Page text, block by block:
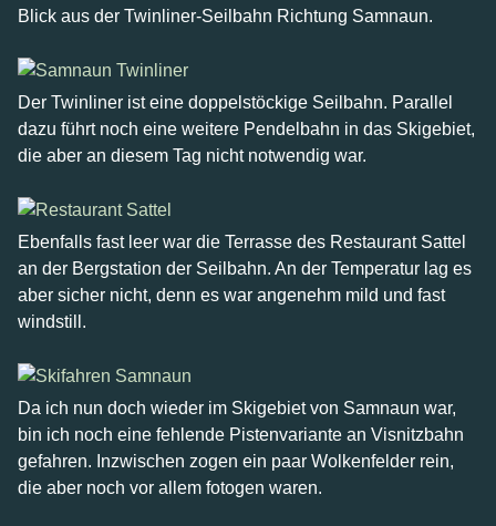
Blick aus der Twinliner-Seilbahn Richtung Samnaun.
Der Twinliner ist eine doppelstöckige Seilbahn. Parallel
dazu führt noch eine weitere Pendelbahn in das Skigebiet,
die aber an diesem Tag nicht notwendig war.
Ebenfalls fast leer war die Terrasse des Restaurant Sattel
an der Bergstation der Seilbahn. An der Temperatur lag es
aber sicher nicht, denn es war angenehm mild und fast
windstill.
Da ich nun doch wieder im Skigebiet von Samnaun war,
bin ich noch eine fehlende Pistenvariante an Visnitzbahn
gefahren. Inzwischen zogen ein paar Wolkenfelder rein,
die aber noch vor allem fotogen waren.